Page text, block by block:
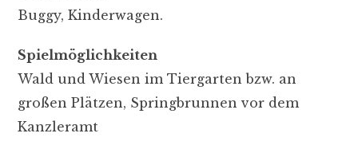
Buggy, Kinderwagen.
Spielmöglichkeiten
Wald und Wiesen im Tiergarten bzw. an
großen Plätzen, Springbrunnen vor dem
Kanzleramt